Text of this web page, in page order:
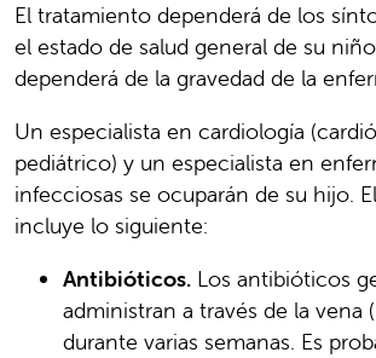
El tratamiento dependerá de los
el estado de salud general de su
dependerá de la gravedad de la
Un especialista en cardiología
pediátrico) y un especialista en
infecciosas se ocuparán de su hijo.
incluye lo siguiente:
Antibióticos. Los antibióticos
administran a través de la vena
durante varias semanas. Es